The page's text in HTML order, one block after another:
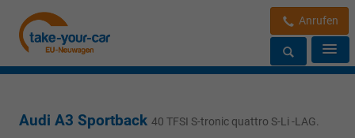
Anrufen
Audi A3 Sportback 40 TFSI S-tronic quattro S-Li -LAG.